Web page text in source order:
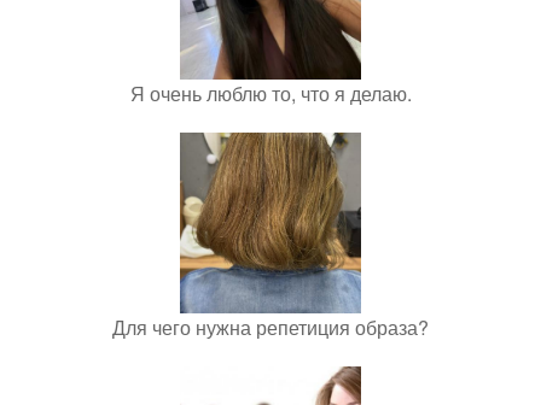
Я очень люблю то, что я делаю.
Для чего нужна репетиция образа?